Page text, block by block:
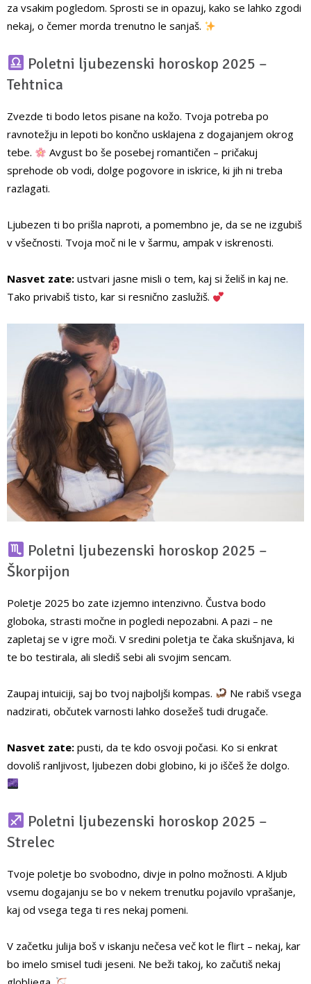
za vsakim pogledom. Sprosti se in opazuj, kako se lahko zgodi
nekaj, o čemer morda trenutno le sanjaš.
Poletni ljubezenski horoskop 2025 –
Tehtnica
Zvezde ti bodo letos pisane na kožo. Tvoja potreba po
ravnotežju in lepoti bo končno usklajena z dogajanjem okrog
tebe.
Avgust bo še posebej romantičen – pričakuj
sprehode ob vodi, dolge pogovore in iskrice, ki jih ni treba
razlagati.
Ljubezen ti bo prišla naproti, a pomembno je, da se ne izgubiš
v všečnosti. Tvoja moč ni le v šarmu, ampak v iskrenosti.
Nasvet zate: ustvari jasne misli o tem, kaj si želiš in kaj ne.
Tako privabiš tisto, kar si resnično zaslužiš.
Poletni ljubezenski horoskop 2025 –
Škorpijon
Poletje 2025 bo zate izjemno intenzivno. Čustva bodo
globoka, strasti močne in pogledi nepozabni. A pazi – ne
zapletaj se v igre moči. V sredini poletja te čaka skušnjava, ki
te bo testirala, ali slediš sebi ali svojim sencam.
Zaupaj intuiciji, saj bo tvoj najboljši kompas.
Ne rabiš vsega
nadzirati, občutek varnosti lahko dosežeš tudi drugače.
Nasvet zate: pusti, da te kdo osvoji počasi. Ko si enkrat
dovoliš ranljivost, ljubezen dobi globino, ki jo iščeš že dolgo.
Poletni ljubezenski horoskop 2025 –
Strelec
Tvoje poletje bo svobodno, divje in polno možnosti. A kljub
vsemu dogajanju se bo v nekem trenutku pojavilo vprašanje,
kaj od vsega tega ti res nekaj pomeni.
V začetku julija boš v iskanju nečesa več kot le flirt – nekaj, kar
bo imelo smisel tudi jeseni. Ne beži takoj, ko začutiš nekaj